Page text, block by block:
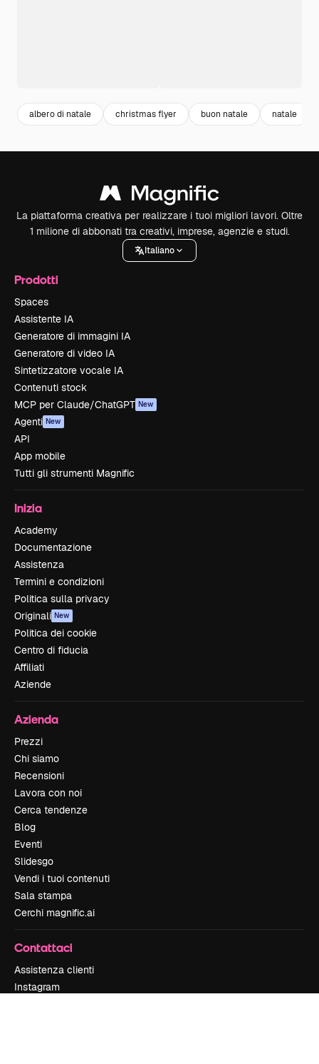
albero di natale christmas flyer buon natale natale
La piattaforma creativa per realizzare i tuoi migliori lavori. Oltre
1 milione di abbonati tra creativi, imprese, agenzie e studi.
Italiano
Prodotti
Spaces
Assistente IA
Generatore di immagini IA
Generatore di video IA
Sintetizzatore vocale IA
Contenuti stock
MCP per Claude/ChatGPT New
Agenti New
API
App mobile
Tutti gli strumenti Magnific
Inizia
Academy
Documentazione
Assistenza
Termini e condizioni
Politica sulla privacy
Originali New
Politica dei cookie
Centro di fiducia
Affiliati
Aziende
Azienda
Prezzi
Chi siamo
Recensioni
Lavora con noi
Cerca tendenze
Blog
Eventi
Slidesgo
Vendi i tuoi contenuti
Sala stampa
Cerchi magnific.ai
Contattaci
Assistenza clienti
Instagram